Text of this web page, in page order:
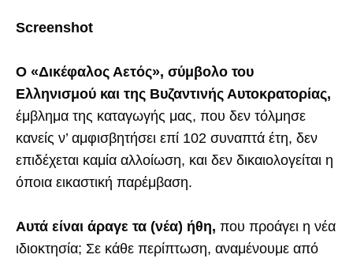
Screenshot
Ο «Δικέφαλος Αετός», σύμβολο του
Ελληνισμού και της Βυζαντινής Αυτοκρατορίας,
έμβλημα της καταγωγής μας, που δεν τόλμησε
κανείς ν’ αμφισβητήσει επί 102 συναπτά έτη, δεν
επιδέχεται καμία αλλοίωση, και δεν δικαιολογείται η
όποια εικαστική παρέμβαση.
Αυτά είναι άραγε τα (νέα) ήθη, που προάγει η νέα
ιδιοκτησία; Σε κάθε περίπτωση, αναμένουμε από